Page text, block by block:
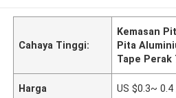
Cahaya Tinggi:
Kemasan
Pita
Tape Perak
Harga US $0.3~